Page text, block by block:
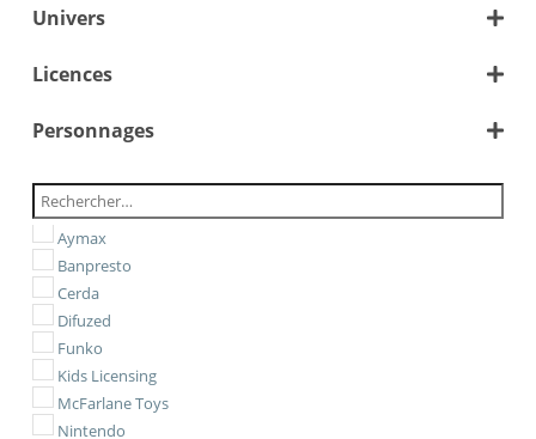
Univers
Cinéma
Licences
Assassin's Creed
League of Legends
Little Nightmares
Mortal Kombat
Pac-Man
Pokémon
Sonic
Super Mario
The Legend Of Zelda
The Witcher
Personnages
Animus Edward
Geralt
Jinx
Link
Low
Luigi
Mario
Mario Bros
Mono
Aymax
Banpresto
Cerda
Difuzed
Funko
Kids Licensing
McFarlane Toys
Nintendo